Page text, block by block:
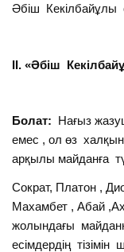
Әбіш Кекілбайұлы
ІІ. «Әбіш
Болат: Нағыз
емес , ол өз
арқылы майданға
Сократ, Платон ,
Махамбет , Абай
жолындағы
есімдердің